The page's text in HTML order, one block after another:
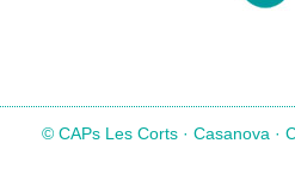
© CAPs Les Corts · Casanova ·